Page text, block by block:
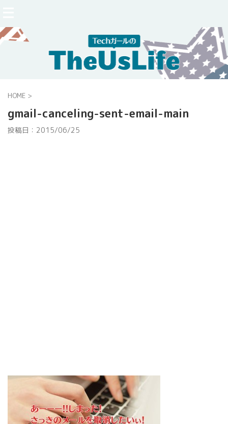
HOME >
gmail-canceling-sent-email-main
投稿日： 2015/06/25